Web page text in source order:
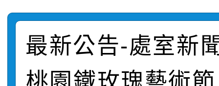
賽實施要點
比賽實施要點」
轉知：「115年金融知
動辦法」
轉知臺中市政府政風處
最新公告-處室新